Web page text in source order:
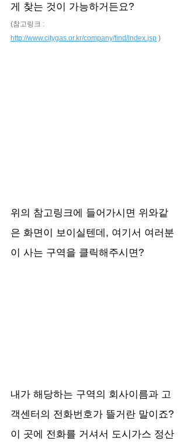
게 찾는 것이 가능하거든요?
(참고링크 :
http://www.citygas.or.kr/company/find/index.jsp )
위의 참고링크에 들어가시면 위와같
은 화면이 보이실텐데, 여기서 여러분
이 사는 구역을 클릭해주시면?
내가 해당하는 구역의 회사이름과 고
객센터의 전화번호가 뜰거란 말이죠?
이 곳에 전화를 거셔서 도시가스 정산